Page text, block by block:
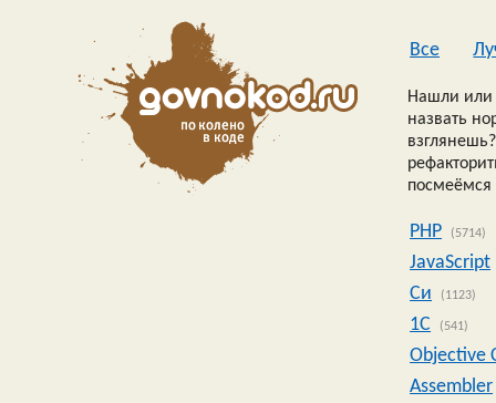
Все
Нашли или
назвать
посмеёмся
PHP (5714)
JavaScript
Си
(1123)
1C (541)
Objective
Assembler